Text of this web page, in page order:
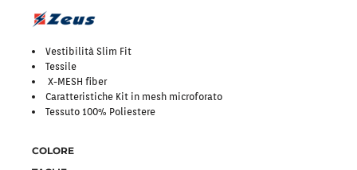
Vestibilità Slim Fit
Tessile
X-MESH fiber
Caratteristiche Kit in mesh microforato
Tessuto 100% Poliestere
COLORE